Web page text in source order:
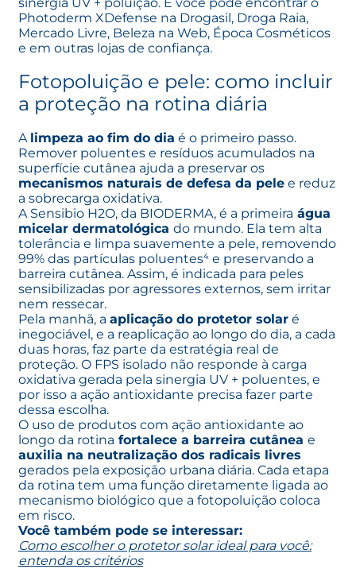
Photoderm XDefense na Drogasil, Droga Raia,
Mercado Livre, Beleza na Web, Época Cosméticos
e em outras lojas de confiança.
Fotopoluição e pele: como incluir
a proteção na rotina diária
A limpeza ao fim do dia é o primeiro passo.
Remover poluentes e resíduos acumulados na
superfície cutânea ajuda a preservar os
mecanismos naturais de defesa da pele e reduz
a sobrecarga oxidativa.
A Sensibio H2O, da BIODERMA, é a primeira água
micelar dermatológica do mundo. Ela tem alta
tolerância e limpa suavemente a pele, removendo
99% das partículas poluentes⁴ e preservando a
barreira cutânea. Assim, é indicada para peles
sensibilizadas por agressores externos, sem irritar
nem ressecar.
Pela manhã, a aplicação do protetor solar é
inegociável, e a reaplicação ao longo do dia, a cada
duas horas, faz parte da estratégia real de
proteção. O FPS isolado não responde à carga
oxidativa gerada pela sinergia UV + poluentes, e
por isso a ação antioxidante precisa fazer parte
dessa escolha.
O uso de produtos com ação antioxidante ao
longo da rotina fortalece a barreira cutânea e
auxilia na neutralização dos radicais livres
gerados pela exposição urbana diária. Cada etapa
da rotina tem uma função diretamente ligada ao
mecanismo biológico que a fotopoluição coloca
em risco.
Você também pode se interessar:
Como escolher o protetor solar ideal para você:
entenda os critérios